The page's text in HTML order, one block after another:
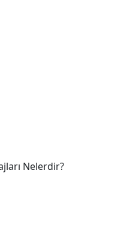
Nelerdir?